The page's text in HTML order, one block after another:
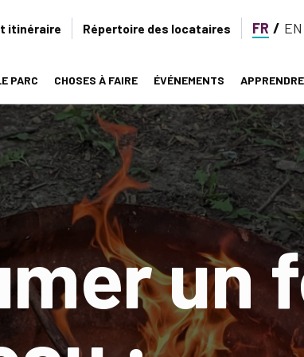
itinéraire Répertoire des locataires FR EN
PARC CHOSES À FAIRE ÉVÉNEMENTS
un